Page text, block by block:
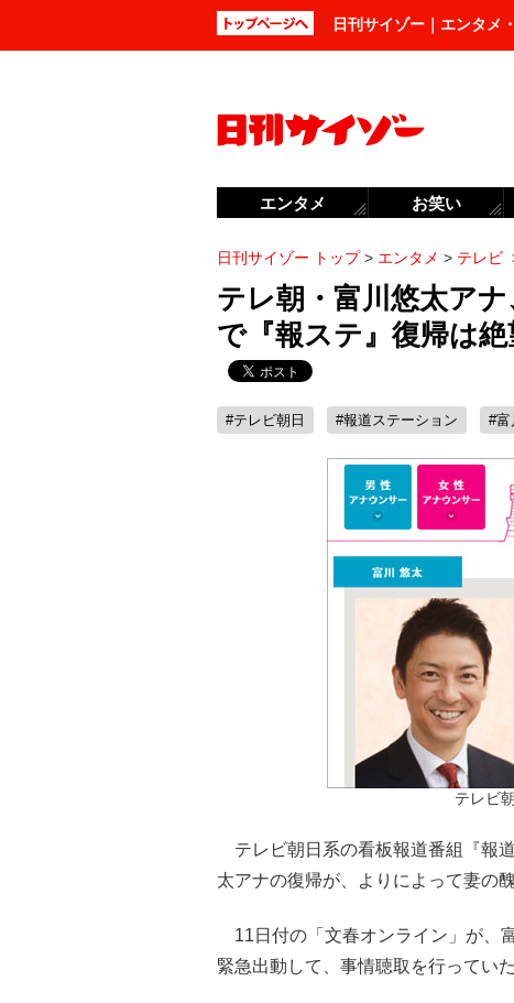
日刊サイゾー｜エンタメ
日刊サイゾー トップ> エンタメ > テレビ
テレ朝・富川悠太ア
で『報ステ』復帰は絶
#テレビ朝日 #報道ステーション #富
テレビ
テレビ朝日系の看板報道番組『報
太アナの復帰が、よりによって妻の
11日付の「文春オンライン」が、
緊急出動して、事情聴取を行ってい
エンタメ お笑い